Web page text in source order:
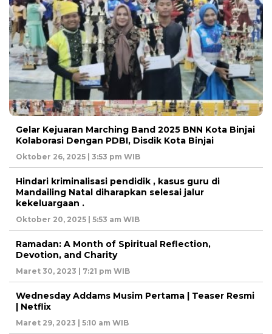
Gelar Kejuaran Marching Band 2025 BNN Kota Binjai
Kolaborasi Dengan PDBI, Disdik Kota Binjai
Oktober 26, 2025 | 3:53 pm WIB
Hindari kriminalisasi pendidik , kasus guru di
Mandailing Natal diharapkan selesai jalur
kekeluargaan .
Oktober 20, 2025 | 5:53 am WIB
Ramadan: A Month of Spiritual Reflection,
Devotion, and Charity
Maret 30, 2023 | 7:21 pm WIB
Wednesday Addams Musim Pertama | Teaser Resmi
| Netflix
Maret 29, 2023 | 5:10 am WIB